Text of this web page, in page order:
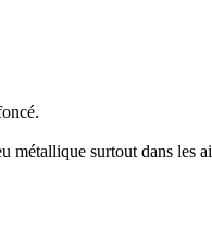
métallique surtout dans les